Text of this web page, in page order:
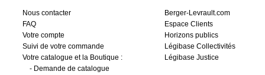
Nous contacter
FAQ
Votre compte
Suivi de votre commande
Votre catalogue et la Boutique :
- Demande de catalogue
Berger-Levrault.com
Espace Clients
Horizons publics
Légibase Collectivités
Légibase Justice